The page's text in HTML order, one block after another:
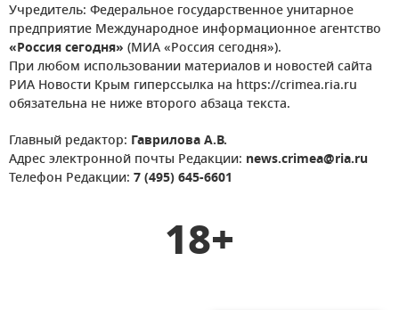
Учредитель: Федеральное государственное унитарное
предприятие Международное информационное агентство
«Россия сегодня» (МИА «Россия сегодня»).
При любом использовании материалов и новостей сайта
РИА Новости Крым гиперссылка на https://crimea.ria.ru
обязательна не ниже второго абзаца текста.
Главный редактор: Гаврилова А.В.
Адрес электронной почты Редакции: news.crimea@ria.ru
Телефон Редакции: 7 (495) 645-6601
18+